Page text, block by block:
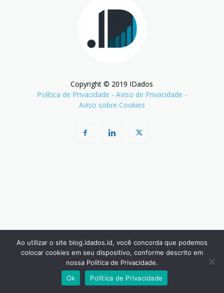
Copyright © 2019 IDados
Política de Privacidade - Aviso de Privacidade -
Aviso sobre Cookies
Ao utilizar o site blog.idados.id, você concorda que podemos
colocar cookies em seu dispositivo, conforme descrito em
nossa Política de Privacidade.
Ok
Política de Privacidade